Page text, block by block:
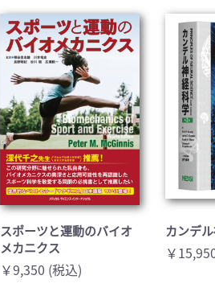
臨床医学:一般(359)
基礎医学関連科学(80)
歯科学(3)
衛生・公衆衛生学(14)
スポーツと運動のバイオ
メカニクス
￥9,350 (税込)
カンデ
￥